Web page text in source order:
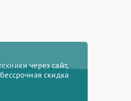
через сайт,
скидка